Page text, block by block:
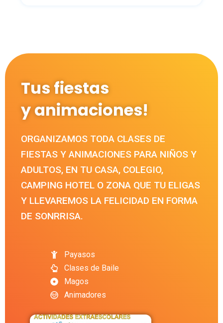
Tus fiestas
y animaciones!
ORGANIZAMOS TODA CLASES DE
FIESTAS Y ANIMACIONES PARA NIÑOS Y
ADULTOS, EN TU CASA, COLEGIO,
CAMPING HOTEL O ZONA QUE TU ELIGAS
Y LLEVAREMOS LA FELICIDAD EN FORMA
DE SONRRISA.
Payasos
Clases de Baile
Magos
Animadores